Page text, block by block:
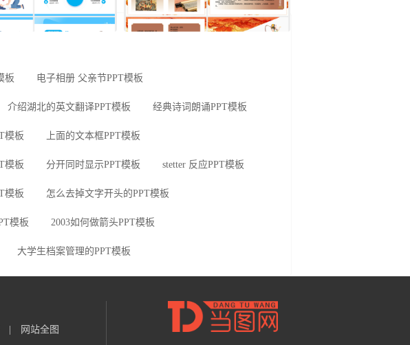
板 电子相册 父亲节PPT模板
介绍湖北的英文翻译PPT模板 经典诗词朗诵PPT模板
模板 上面的文本框PPT模板
模板 分开同时显示PPT模板 stetter 反应PPT模板
模板 怎么去掉文字开头的PPT模板
模板 2003如何做箭头PPT模板
大学生档案管理的PPT模板
网站全图